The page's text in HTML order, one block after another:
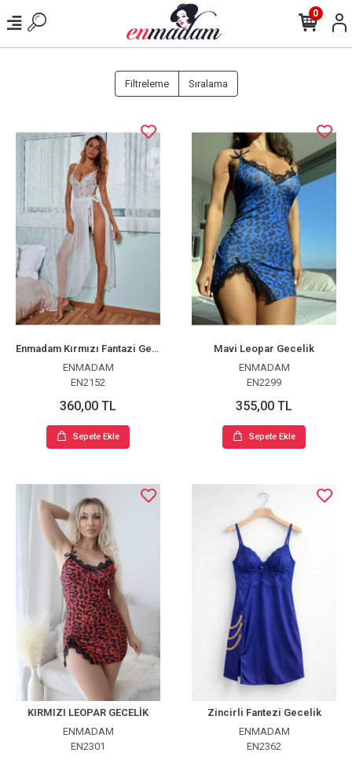
0
Filtreleme Sıralama
Enmadam Kırmızı Fantazi Gecelik
ENMADAM
EN2152
360,00 TL
Sepete Ekle
Mavi Leopar Gecelik
ENMADAM
EN2299
355,00 TL
Sepete Ekle
KIRMIZI LEOPAR GECELİK
ENMADAM
EN2301
Zincirli Fantezi Gecelik
ENMADAM
EN2362